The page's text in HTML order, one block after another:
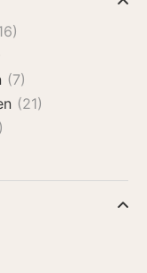
(7)
(21)